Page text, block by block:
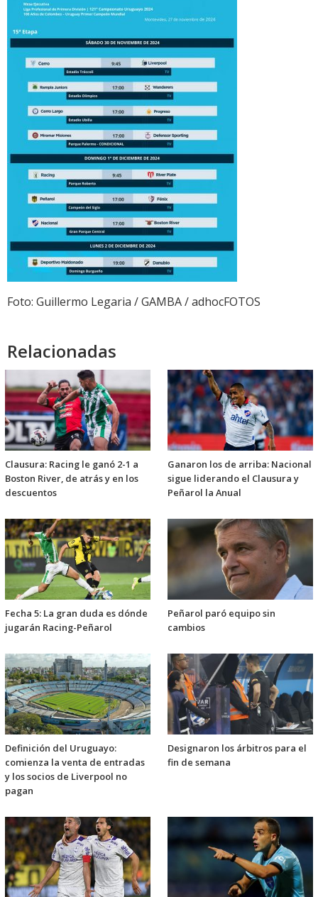
Foto: Guillermo Legaria / GAMBA / adhocFOTOS
Relacionadas
Clausura: Racing le ganó 2-1 a
Boston River, de atrás y en los
descuentos
Ganaron los de arriba: Nacional
sigue liderando el Clausura y
Peñarol la Anual
Fecha 5: La gran duda es dónde
jugarán Racing-Peñarol
Peñarol paró equipo sin
cambios
Definición del Uruguayo:
comienza la venta de entradas
y los socios de Liverpool no
pagan
Designaron los árbitros para el
fin de semana